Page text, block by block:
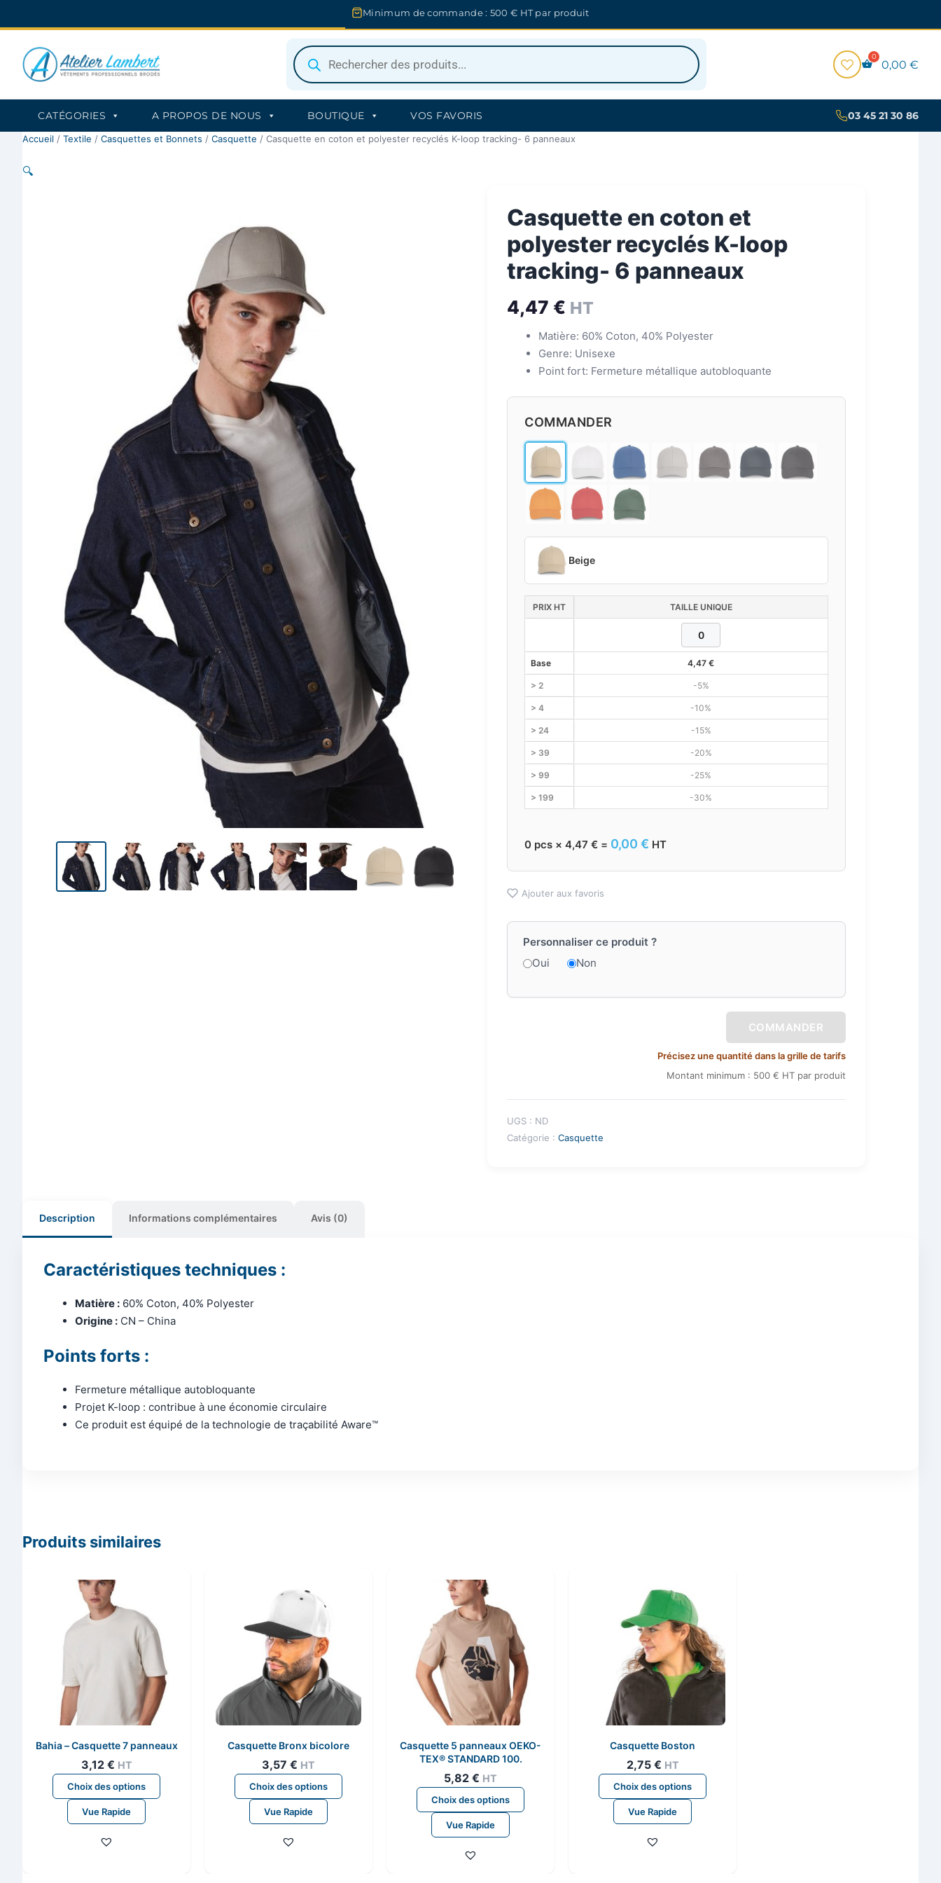
au
Minimum de commande : 500 € HT par produit
Recherche
de
produits
0,00 €
CATÉGORIES A PROPOS DE NOUS BOUTIQUE VOS FAVORIS 03 45 21 30 86
Accueil / Textile / Casquettes et Bonnets / Casquette / Casquette en coton et polyester recyclés K-loop tracking- 6 panneaux
🔍
Casquette en coton et
polyester recyclés K-loop
tracking- 6 panneaux
4,47 € HT
Matière: 60% Coton, 40% Polyester
Genre: Unisexe
Point fort: Fermeture métallique autobloquante
COMMANDER
Beige
PRIX HT TAILLE UNIQUE
Base 4,47 €
> 2 -5%
> 4 -10%
> 24 -15%
> 39 -20%
> 99 -25%
> 199 -30%
0 pcs × 4,47 € = 0,00 € HT
Ajouter aux favoris
Personnaliser ce produit ?
Oui
Non
COMMANDER
Précisez une quantité dans la grille de tarifs
Montant minimum : 500 € HT par produit
UGS : ND
Catégorie : Casquette
Description Informations complémentaires Avis (0)
Caractéristiques techniques :
Matière : 60% Coton, 40% Polyester
Origine : CN – China
Points forts :
Fermeture métallique autobloquante
Projet K-loop : contribue à une économie circulaire
Ce produit est équipé de la technologie de traçabilité Aware™
Produits similaires
Bahia – Casquette 7 panneaux
3,12 € HT
Choix des options
Ce
produit
Vue Rapide
Casquette Bronx bicolore
3,57 € HT
Choix des options
Ce
produit
Vue Rapide
Casquette 5 panneaux OEKO-
TEX® STANDARD 100.
5,82 € HT
Choix des options
Ce
produit
Vue Rapide
Casquette Boston
2,75 € HT
Choix des options
Ce
produit
Vue Rapide